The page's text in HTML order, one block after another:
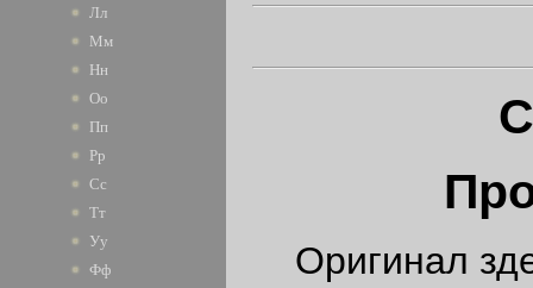
Лл
Мм
Нн
Оо
Пп
Рр
Сс
Тт
Уу
Фф
Оригинал